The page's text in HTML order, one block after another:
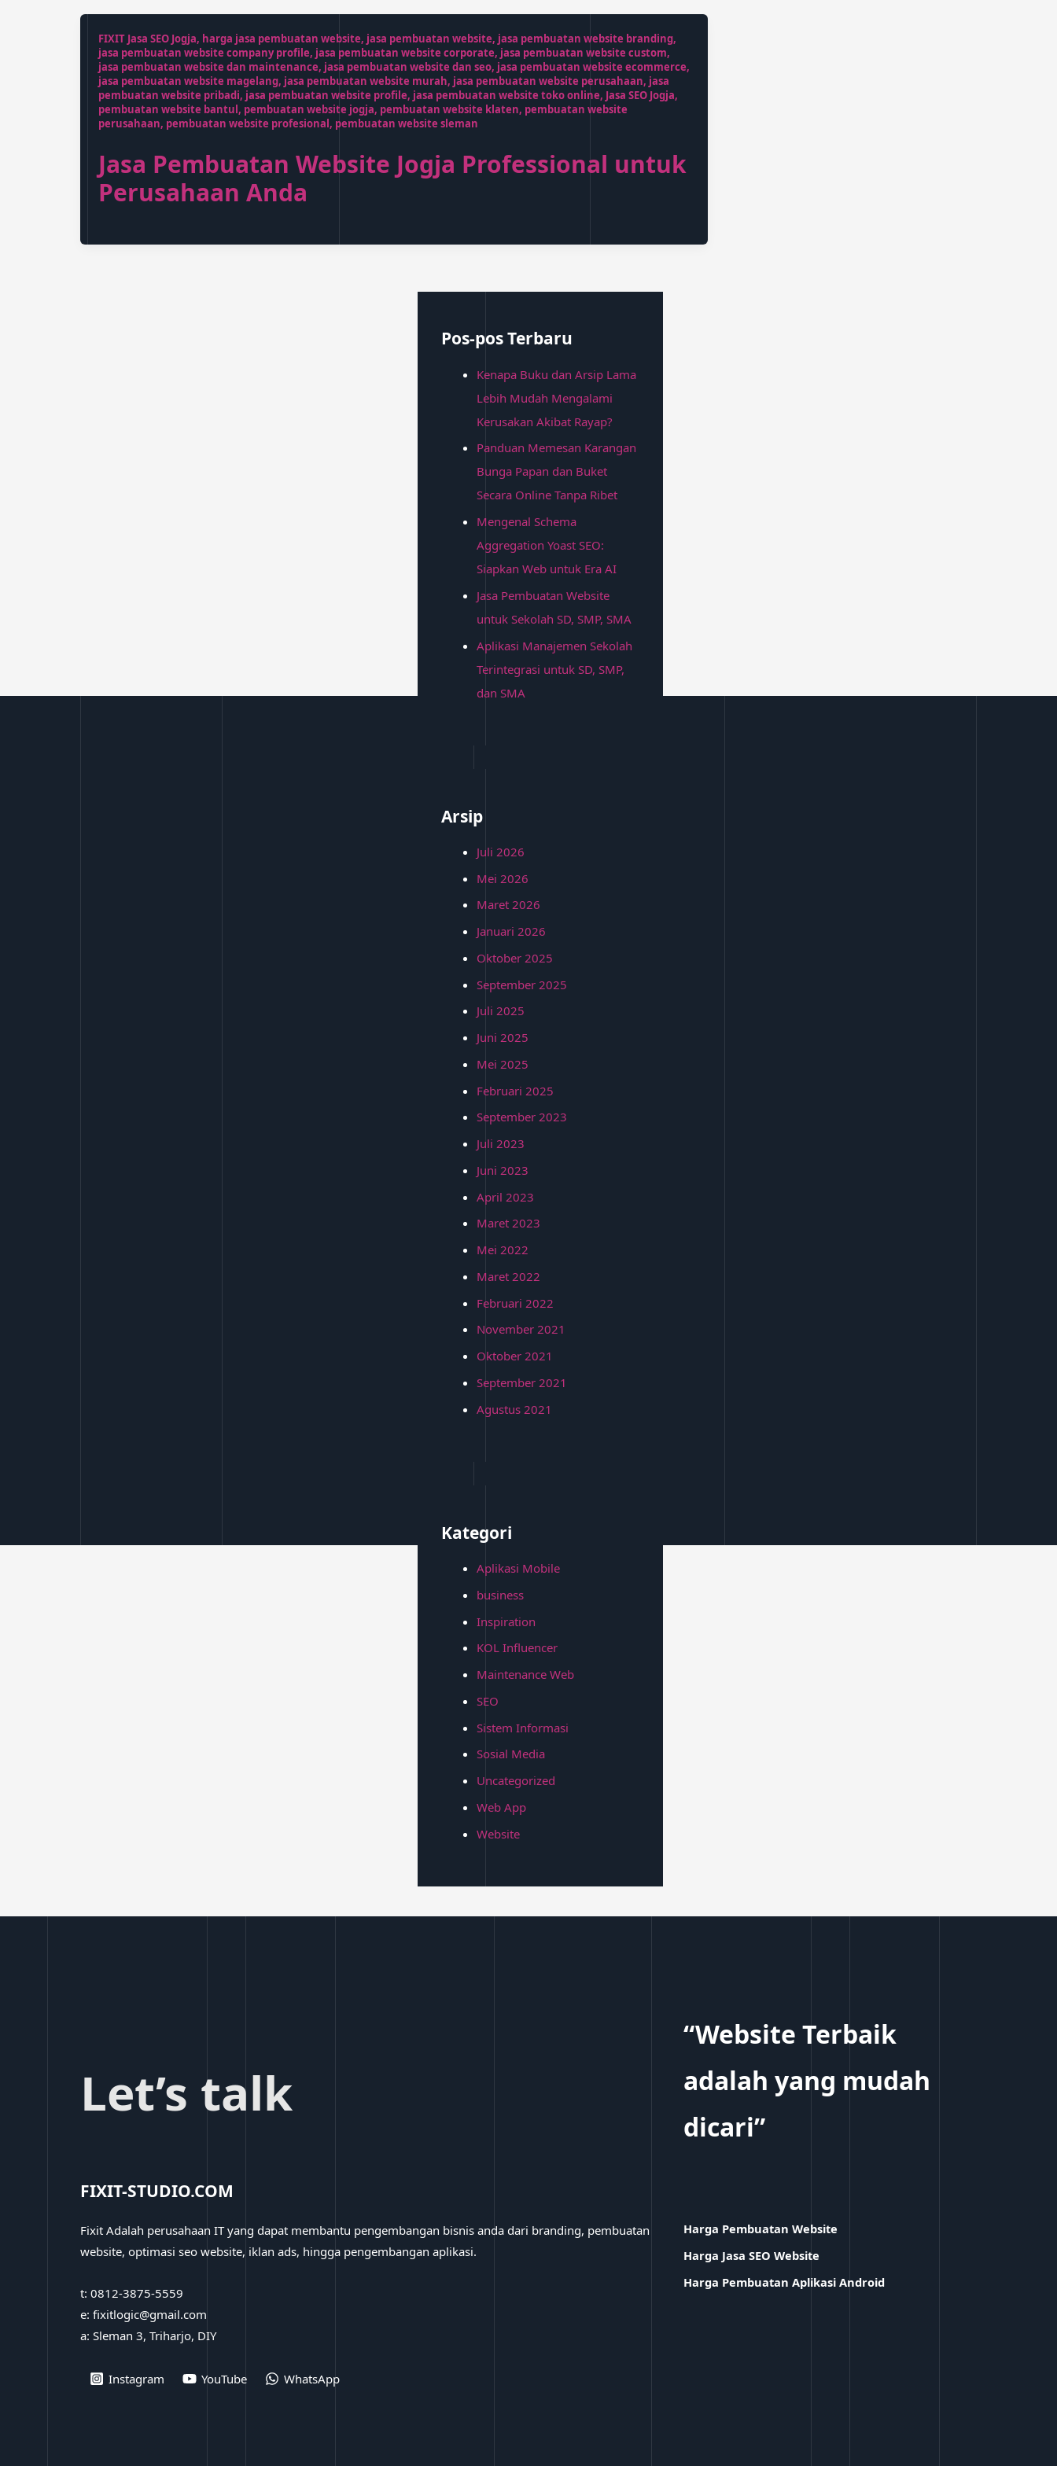
FIXIT Jasa SEO Jogja, harga jasa pembuatan website, jasa pembuatan website, jasa pembuatan website branding,
jasa pembuatan website company profile, jasa pembuatan website corporate, jasa pembuatan website custom,
jasa pembuatan website dan maintenance, jasa pembuatan website dan seo, jasa pembuatan website ecommerce,
jasa pembuatan website magelang, jasa pembuatan website murah, jasa pembuatan website perusahaan, jasa
pembuatan website pribadi, jasa pembuatan website profile, jasa pembuatan website toko online, Jasa SEO Jogja,
pembuatan website bantul , pembuatan website jogja, pembuatan website klaten, pembuatan website
perusahaan, pembuatan website profesional , pembuatan website sleman
Jasa Pembuatan Website Jogja Professional untuk
Perusahaan Anda
Pos-pos Terbaru
Kenapa Buku dan Arsip Lama
Lebih Mudah Mengalami
Kerusakan Akibat Rayap?
Panduan Memesan Karangan
Bunga Papan dan Buket
Secara Online Tanpa Ribet
Mengenal Schema
Aggregation Yoast SEO:
Siapkan Web untuk Era AI
Jasa Pembuatan Website
untuk Sekolah SD, SMP, SMA
Aplikasi Manajemen Sekolah
Terintegrasi untuk SD, SMP,
dan SMA
Arsip
Juli 2026
Mei 2026
Maret 2026
Januari 2026
Oktober 2025
September 2025
Juli 2025
Juni 2025
Mei 2025
Februari 2025
September 2023
Juli 2023
Juni 2023
April 2023
Maret 2023
Mei 2022
Maret 2022
Februari 2022
November 2021
Oktober 2021
September 2021
Agustus 2021
Kategori
Aplikasi Mobile
business
Inspiration
KOL Influencer
Maintenance Web
SEO
Sistem Informasi
Sosial Media
Uncategorized
Web App
Website
Let’s talk
FIXIT-STUDIO.COM
Fixit Adalah perusahaan IT yang dapat membantu pengembangan bisnis anda dari branding, pembuatan
website, optimasi seo website, iklan ads, hingga pengembangan aplikasi.
t: 0812-3875-5559
e: fixitlogic@gmail.com
a: Sleman 3, Triharjo, DIY
Instagram YouTube WhatsApp
“Website Terbaik
adalah yang mudah
dicari”
Harga Pembuatan Website
Harga Jasa SEO Website
Harga Pembuatan Aplikasi Android